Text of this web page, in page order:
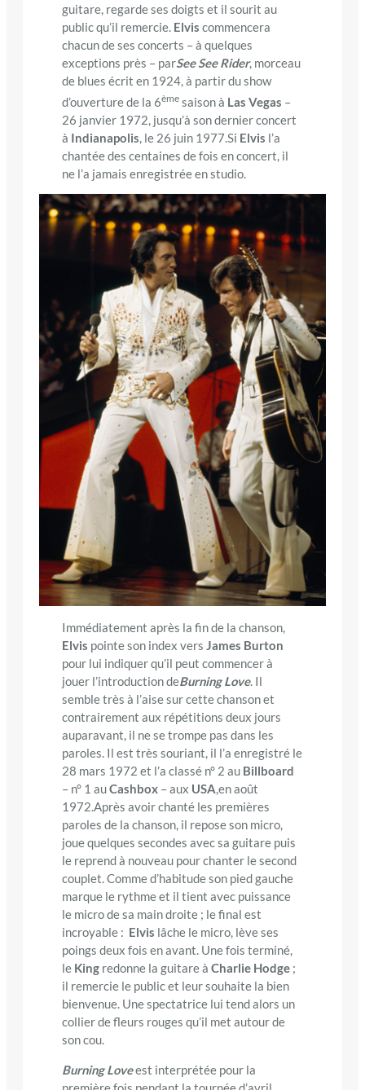
guitare, regarde ses doigts et il sourit au
public qu’il remercie. Elviscommencera
chacun de ses concerts – à quelques
exceptions près – parSee See Rider, morceau
de blues écrit en 1924, à partir du show
d’ouverture de la 6ème saison à Las Vegas –
26 janvier 1972, jusqu’à son dernier concert
à Indianapolis, le 26 juin 1977.Si Elvis l’a
chantée des centaines de fois en concert, il
ne l’a jamais enregistrée en studio.
Immédiatement après la fin de la chanson,
Elvis pointe son index vers James Burton
pour lui indiquer qu’il peut commencer à
jouer l’introduction deBurning Love. Il
semble très à l’aise sur cette chanson et
contrairement aux répétitions deux jours
auparavant, il ne se trompe pas dans les
paroles. Il est très souriant, il l’a enregistré le
28 mars 1972 et l’a classé n° 2 au Billboard
– n° 1 auCashbox – aux USA,en août
1972.Après avoir chanté les premières
paroles de la chanson, il repose son micro,
joue quelques secondes avec sa guitare puis
le reprend à nouveau pour chanter le second
couplet. Comme d’habitude son pied gauche
marque le rythme et il tient avec puissance
le micro de sa main droite ; le final est
incroyable : Elvis lâche le micro, lève ses
poings deux fois en avant. Une fois terminé,
le King redonne la guitare à Charlie Hodge ;
il remercie le public et leur souhaite la bien
bienvenue. Une spectatrice lui tend alors un
collier de fleurs rouges qu’il met autour de
son cou.
Burning Loveest interprétée pour la